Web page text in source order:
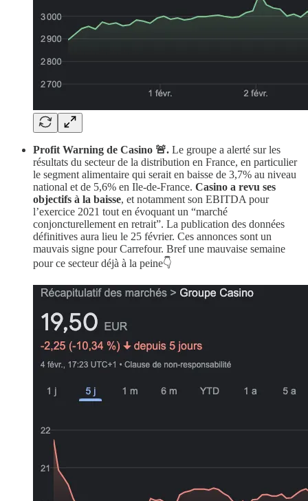
Profit Warning de Casino 🚨. Le groupe a alerté sur les
résultats du secteur de la distribution en France, en particulier
le segment alimentaire qui serait en baisse de 3,7% au niveau
national et de 5,6% en Ile-de-France. Casino a revu ses
objectifs à la baisse, et notamment son EBITDA pour
l’exercice 2021 tout en évoquant un “marché
conjoncturellement en retrait”. La publication des données
définitives aura lieu le 25 février. Ces annonces sont un
mauvais signe pour Carrefour. Bref une mauvaise semaine
pour ce secteur déjà à la peine👇